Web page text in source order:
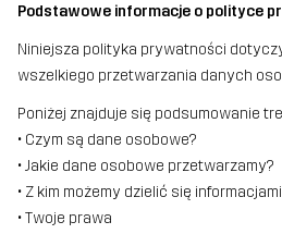
Podstawowe informacje o polityce
Niniejsza polityka prywatności
wszelkiego przetwarzania danych
Poniżej znajduje się podsumowanie
• Czym są dane osobowe?
• Jakie dane osobowe przetwarzamy?
• Z kim możemy dzielić się
• Twoje prawa